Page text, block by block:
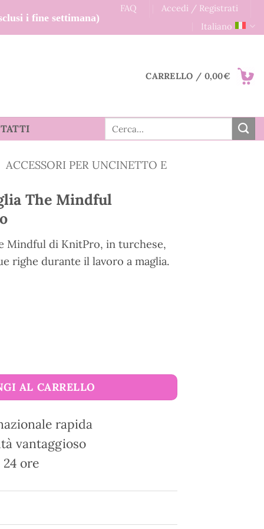
i fine settimana)
FAQ
Accedi / Registrati
Italiano
CARRELLO / 0,00€
Cerca:
ACCESSORI PER UNCINETTO E
The Mindful
Mindful di KnitPro, in turchese,
righe durante il lavoro a maglia.
AL CARRELLO
rapida
vantaggioso
ore